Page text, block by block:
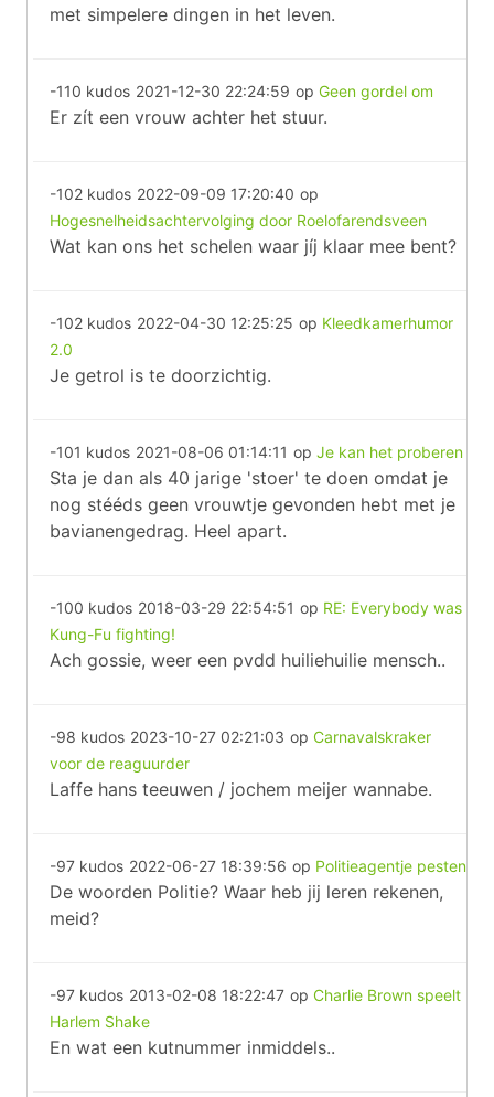
met simpelere dingen in het leven.
-110 kudos 2021-12-30 22:24:59 op Geen gordel om
Er zít een vrouw achter het stuur.
-102 kudos 2022-09-09 17:20:40 op
Hogesnelheidsachtervolging door Roelofarendsveen
Wat kan ons het schelen waar jíj klaar mee bent?
-102 kudos 2022-04-30 12:25:25 op Kleedkamerhumor
2.0
Je getrol is te doorzichtig.
-101 kudos 2021-08-06 01:14:11 op Je kan het proberen
Sta je dan als 40 jarige 'stoer' te doen omdat je
nog stééds geen vrouwtje gevonden hebt met je
bavianengedrag. Heel apart.
-100 kudos 2018-03-29 22:54:51 op RE: Everybody was
Kung-Fu fighting!
Ach gossie, weer een pvdd huiliehuilie mensch..
-98 kudos 2023-10-27 02:21:03 op Carnavalskraker
voor de reaguurder
Laffe hans teeuwen / jochem meijer wannabe.
-97 kudos 2022-06-27 18:39:56 op Politieagentje pesten
De woorden Politie? Waar heb jij leren rekenen,
meid?
-97 kudos 2013-02-08 18:22:47 op Charlie Brown speelt
Harlem Shake
En wat een kutnummer inmiddels..